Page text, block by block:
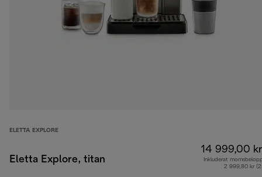
ELETTA EXPLORE
Eletta Explore, titan
14 999,00 kr
Inkluderat
2 999,80 kr